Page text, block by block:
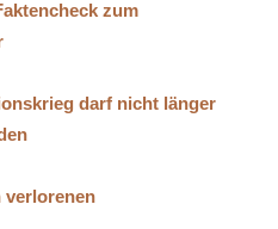
zum
darf nicht länger
verlorenen